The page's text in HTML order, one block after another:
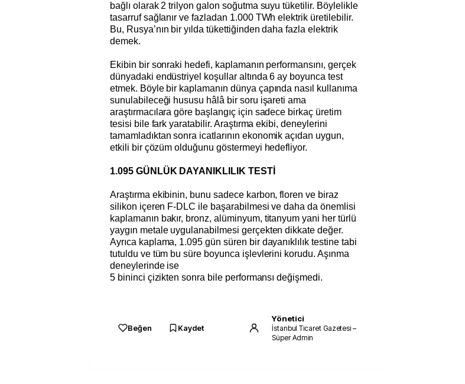
bağlı olarak 2 trilyon galon soğutma suyu tüketilir. Böylelikle
tasarruf sağlanır ve fazladan 1.000 TWh elektrik üretilebilir.
Bu, Rusya’nın bir yılda tükettiğinden daha fazla elektrik
demek.
Ekibin bir sonraki hedefi, kaplamanın performansını, gerçek
dünyadaki endüstriyel koşullar altında 6 ay boyunca test
etmek. Böyle bir kaplamanın dünya çapında nasıl kullanıma
sunulabileceği hususu hâlâ bir soru işareti ama
araştırmacılara göre başlangıç için sadece birkaç üretim
tesisi bile fark yaratabilir. Araştırma ekibi, deneylerini
tamamladıktan sonra icatlarının ekonomik açıdan uygun,
etkili bir çözüm olduğunu göstermeyi hedefliyor.
1.095 GÜNLÜK DAYANIKLILIK TESTİ
Araştırma ekibinin, bunu sadece karbon, floren ve biraz
silikon içeren F-DLC ile başarabilmesi ve daha da önemlisi
kaplamanın bakır, bronz, alüminyum, titanyum yani her türlü
yaygın metale uygulanabilmesi gerçekten dikkate değer.
Ayrıca kaplama, 1.095 gün süren bir dayanıklılık testine tabi
tutuldu ve tüm bu süre boyunca işlevlerini korudu. Aşınma
deneylerinde ise
5 bininci çizikten sonra bile performansı değişmedi.
Beğen Kaydet
Yönetici
İstanbul Ticaret Gazetesi –
Süper Admin